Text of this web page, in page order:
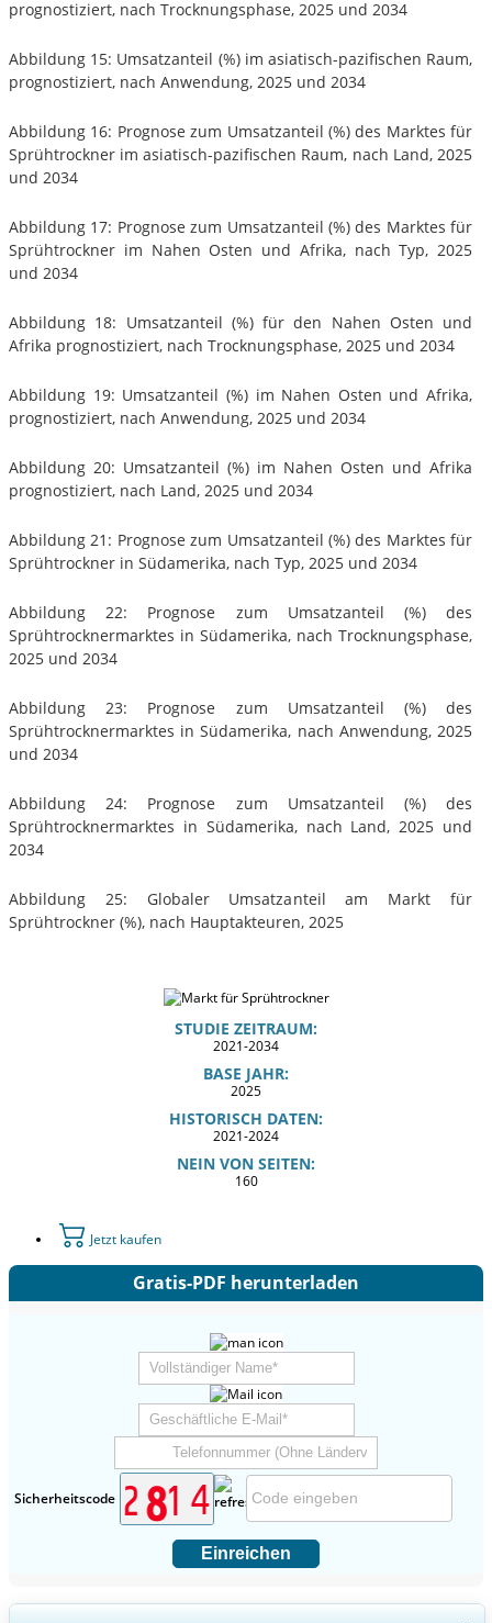
prognostiziert, nach Trocknungsphase, 2025 und 2034
Abbildung 15: Umsatzanteil (%) im asiatisch-pazifischen Raum,
prognostiziert, nach Anwendung, 2025 und 2034
Abbildung 16: Prognose zum Umsatzanteil (%) des Marktes für
Sprühtrockner im asiatisch-pazifischen Raum, nach Land, 2025
und 2034
Abbildung 17: Prognose zum Umsatzanteil (%) des Marktes für
Sprühtrockner im Nahen Osten und Afrika, nach Typ, 2025
und 2034
Abbildung 18: Umsatzanteil (%) für den Nahen Osten und
Afrika prognostiziert, nach Trocknungsphase, 2025 und 2034
Abbildung 19: Umsatzanteil (%) im Nahen Osten und Afrika,
prognostiziert, nach Anwendung, 2025 und 2034
Abbildung 20: Umsatzanteil (%) im Nahen Osten und Afrika
prognostiziert, nach Land, 2025 und 2034
Abbildung 21: Prognose zum Umsatzanteil (%) des Marktes für
Sprühtrockner in Südamerika, nach Typ, 2025 und 2034
Abbildung 22: Prognose zum Umsatzanteil (%) des
Sprühtrocknermarktes in Südamerika, nach Trocknungsphase,
2025 und 2034
Abbildung 23: Prognose zum Umsatzanteil (%) des
Sprühtrocknermarktes in Südamerika, nach Anwendung, 2025
und 2034
Abbildung 24: Prognose zum Umsatzanteil (%) des
Sprühtrocknermarktes in Südamerika, nach Land, 2025 und
2034
Abbildung 25: Globaler Umsatzanteil am Markt für
Sprühtrockner (%), nach Hauptakteuren, 2025
STUDIE ZEITRAUM:
2021-2034
BASE JAHR:
2025
HISTORISCH DATEN:
2021-2024
NEIN VON SEITEN:
160
Jetzt kaufen
Gratis-PDF herunterladen
Sicherheitscode
Einreichen